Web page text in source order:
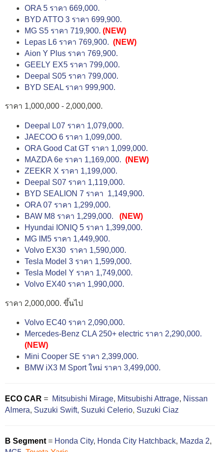
ORA 5 ราคา 669,000.
BYD ATTO 3 ราคา 699,900.
MG S5 ราคา 719,900. (NEW)
Lepas L6 ราคา 769,900. (NEW)
Aion Y Plus ราคา 769,900.
GEELY EX5 ราคา 799,000.
Deepal S05 ราคา 799,000.
BYD SEAL ราคา 999,900.
ราคา 1,000,000 - 2,000,000.
Deepal L07 ราคา 1,079,000.
JAECOO 6 ราคา 1,099,000.
ORA Good Cat GT ราคา 1,099,000.
MAZDA 6e ราคา 1,169,000. (NEW)
ZEEKR X ราคา 1,199,000.
Deepal S07 ราคา 1,119,000.
BYD SEALION 7 ราคา 1,149,900.
ORA 07 ราคา 1,299,000.
BAW M8 ราคา 1,299,000.
(NEW)
Hyundai IONIQ 5 ราคา 1,399,000.
MG IM5 ราคา 1,449,900.
Volvo EX30 ราคา 1,590,000.
Tesla Model 3 ราคา 1,599,000.
Tesla Model Y ราคา 1,749,000.
Volvo EX40 ราคา 1,990,000.
ราคา 2,000,000. ขึ้นไป
Volvo EC40 ราคา 2,090,000.
Mercedes-Benz CLA 250+ electric ราคา 2,290,000.
(NEW)
Mini Cooper SE ราคา 2,399,000.
BMW iX3 M Sport ใหม่ ราคา 3,499,000.
ECO CAR = Mitsubishi Mirage, Mitsubishi Attrage, Nissan
Almera, Suzuki Swift, Suzuki Celerio, Suzuki Ciaz
B Segment = Honda City, Honda City Hatchback, Mazda 2,